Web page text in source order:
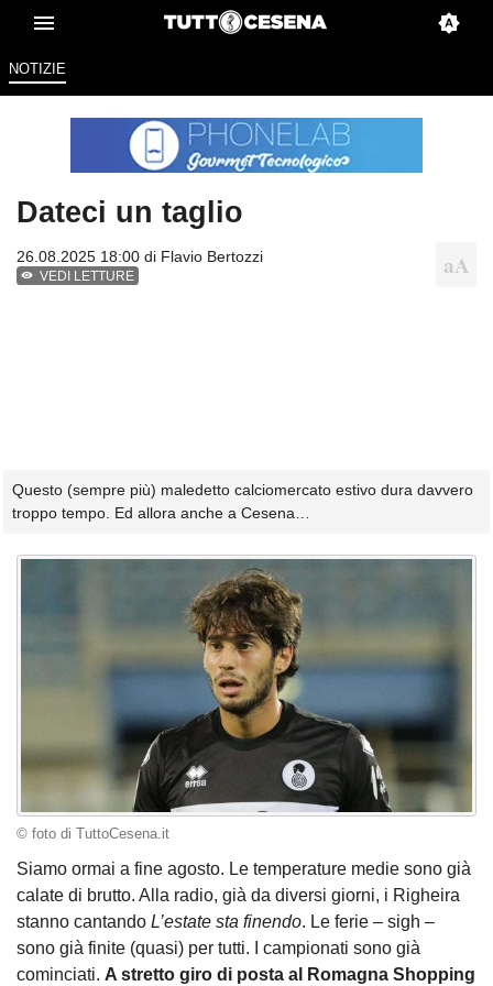
NOTIZIE
Dateci un taglio
26.08.2025 18:00 di Flavio Bertozzi
VEDI LETTURE
Questo (sempre più) maledetto calciomercato estivo dura davvero
troppo tempo. Ed allora anche a Cesena…
© foto di TuttoCesena.it
Siamo ormai a fine agosto. Le temperature medie sono già
calate di brutto. Alla radio, già da diversi giorni, i Righeira
stanno cantando L’estate sta finendo. Le ferie – sigh –
sono già finite (quasi) per tutti. I campionati sono già
cominciati. A stretto giro di posta al Romagna Shopping